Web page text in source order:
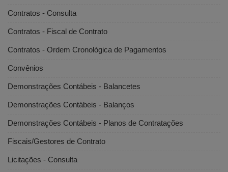
Contratos - Consulta
Contratos - Fiscal de Contrato
Contratos - Ordem Cronológica de Pagamentos
Convênios
Demonstrações Contábeis - Balancetes
Demonstrações Contábeis - Balanços
Demonstrações Contábeis - Planos de Contratações
Fiscais/Gestores de Contrato
Licitações - Consulta